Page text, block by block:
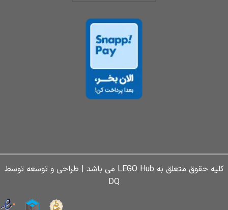
کلیه حقوق متعلق به LEGO Hub می باشد | طراحی و توسعه توسط
DQ